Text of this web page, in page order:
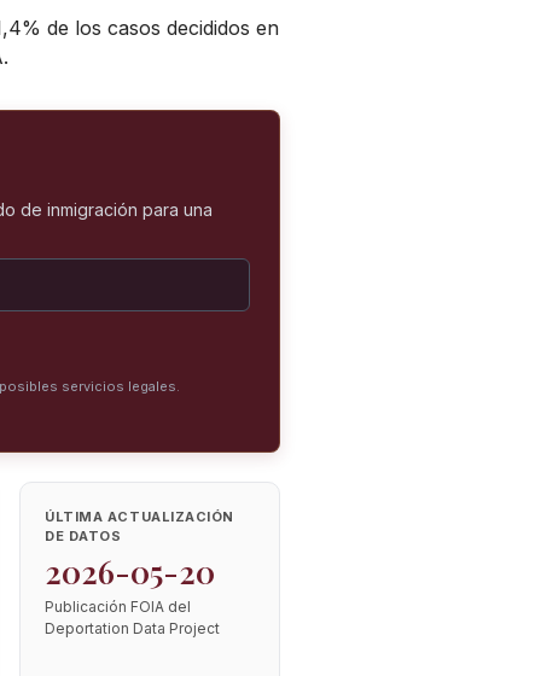
de los casos decididos en
de inmigración para una
servicios legales.
ÚLTIMA ACTUALIZACIÓN
DE DATOS
2026-05-20
Publicación FOIA del
Deportation Data Project